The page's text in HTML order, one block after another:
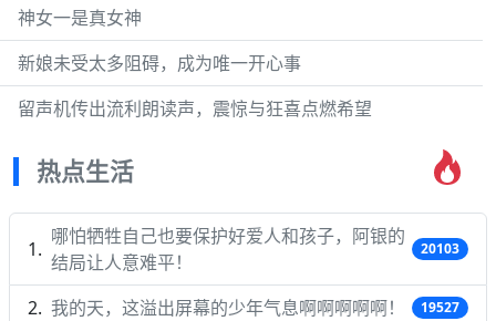
神女一是真女神
新娘未受太多阻碍，成为唯一开心事
留声机传出流利朗读声，震惊与狂喜点燃希望
热点生活
哪怕牺牲自己也要保护好爱人和孩子，阿银的
结局让人意难平！
20103
我的天，这溢出屏幕的少年气息啊啊啊啊啊！ 19527